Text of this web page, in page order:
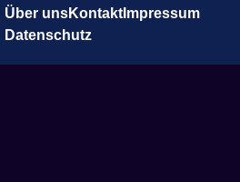
Über unsKontaktImpressum
Datenschutz